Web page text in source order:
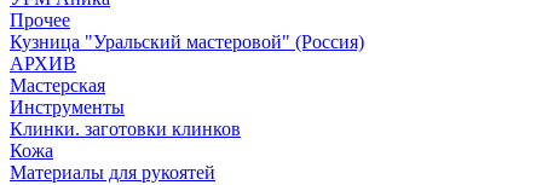
Прочее
Кузница "Уральский мастеровой" (Россия)
АРХИВ
Мастерская
Инструменты
Клинки. заготовки клинков
Кожа
Материалы для рукоятей